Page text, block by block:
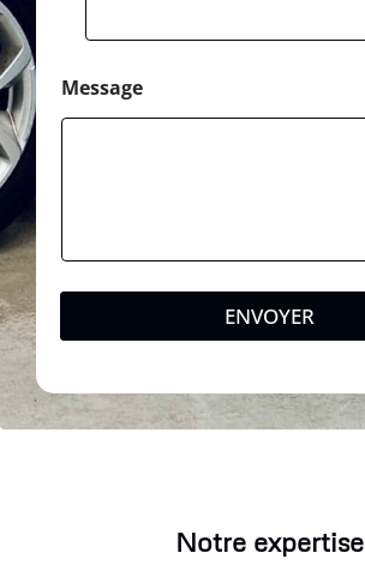
Message
ENVOYER
Notre expertise